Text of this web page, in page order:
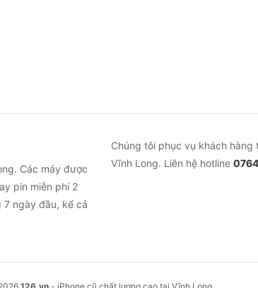
Các máy được
pin miễn phí 2
7 ngày đầu, kể cả
Chúng tôi phục vụ khách hàng
Vĩnh Long. Liên hệ hotline